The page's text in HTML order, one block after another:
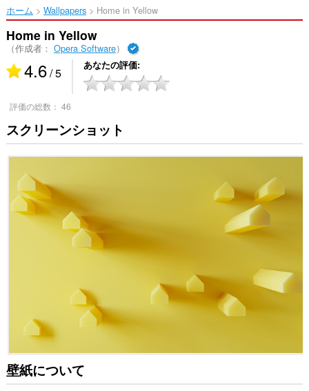
移
動
ホーム Wallpapers Home in Yellow‎
Home in Yellow
（作成者： Opera Software）
4.6/ 5 あなたの評価
評価の総数： 46
スクリーンショット
壁紙について